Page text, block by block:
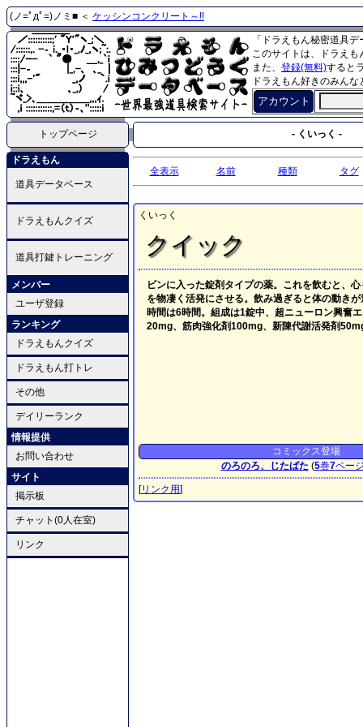
(ノ=ﾟдﾟ=)ノミ■ ＜ ケッシンコンクリート～!!
「ドラえもん秘密道具
このサイトは、ドラえ
また、 登録(無料)すると
ドラえもん好きのみん
アカウント
トップページ - くいっく -
ドラえもん
道具データベース
ドラえもんクイズ
道具打鍵トレーニング
メンバー
ユーザ登録
ランキング
ドラえもんクイズ
ドラえもん打トレ
その他
デイリーランク
情報提供
お問い合わせ
サイト
掲示板
チャット(0人在室)
リンク
全表示 名前 種類 タグ
くいっく
クイック
ビンに入った錠剤タイプの薬。これを飲むと、
を物凄く活発にさせる。飲み過ぎると体の動き
時間は6時間。組成は1錠中、超ニューロン興奮
20mg、筋肉強化剤100mg、新陳代謝活発剤
コミックス登場
のろのろ、じたばた (5巻7ペー
[リンク用]